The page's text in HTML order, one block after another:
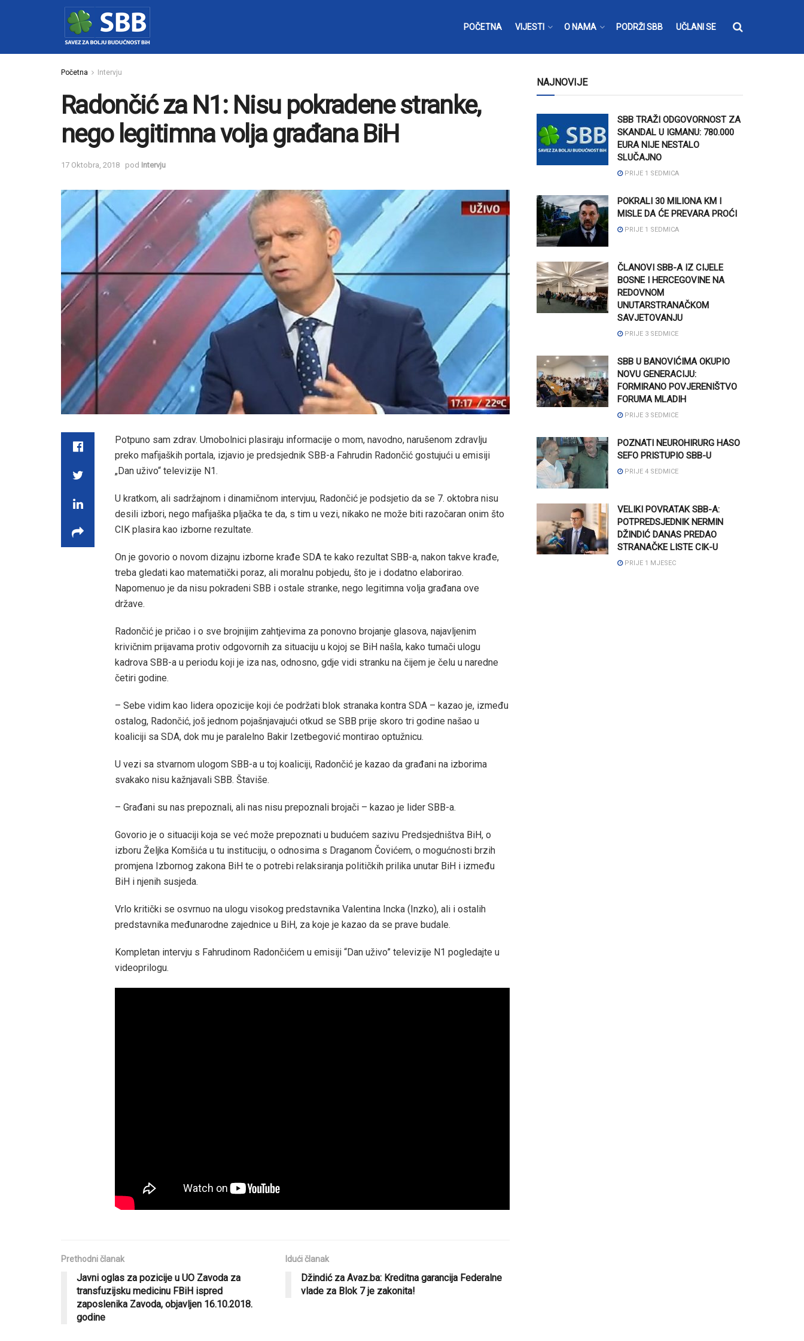
POČETNA VIJESTI O NAMA PODRŽI SBB UČLANI SE
Početna Intervju
Radončić za N1: Nisu pokradene stranke,
nego legitimna volja građana BiH
17 Oktobra, 2018 pod Intervju
Potpuno sam zdrav. Umobolnici plasiraju informacije o mom, navodno, narušenom zdravlju
preko mafijaških portala, izjavio je predsjednik SBB-a Fahrudin Radončić gostujući u emisiji
„Dan uživo“ televizije N1.
U kratkom, ali sadržajnom i dinamičnom intervjuu, Radončić je podsjetio da se 7. oktobra nisu
desili izbori, nego mafijaška pljačka te da, s tim u vezi, nikako ne može biti razočaran onim što
CIK plasira kao izborne rezultate.
On je govorio o novom dizajnu izborne krađe SDA te kako rezultat SBB-a, nakon takve krađe,
treba gledati kao matematički poraz, ali moralnu pobjedu, što je i dodatno elaborirao.
Napomenuo je da nisu pokradeni SBB i ostale stranke, nego legitimna volja građana ove
države.
Radončić je pričao i o sve brojnijim zahtjevima za ponovno brojanje glasova, najavljenim
krivičnim prijavama protiv odgovornih za situaciju u kojoj se BiH našla, kako tumači ulogu
kadrova SBB-a u periodu koji je iza nas, odnosno, gdje vidi stranku na čijem je čelu u naredne
četiri godine.
– Sebe vidim kao lidera opozicije koji će podržati blok stranaka kontra SDA – kazao je, između
ostalog, Radončić, još jednom pojašnjavajući otkud se SBB prije skoro tri godine našao u
koaliciji sa SDA, dok mu je paralelno Bakir Izetbegović montirao optužnicu.
U vezi sa stvarnom ulogom SBB-a u toj koaliciji, Radončić je kazao da građani na izborima
svakako nisu kažnjavali SBB. Štaviše.
– Građani su nas prepoznali, ali nas nisu prepoznali brojači – kazao je lider SBB-a.
Govorio je o situaciji koja se već može prepoznati u budućem sazivu Predsjedništva BiH, o
izboru Željka Komšića u tu instituciju, o odnosima s Draganom Čovićem, o mogućnosti brzih
promjena Izbornog zakona BiH te o potrebi relaksiranja političkih prilika unutar BiH i između
BiH i njenih susjeda.
Vrlo kritički se osvrnuo na ulogu visokog predstavnika Valentina Incka (Inzko), ali i ostalih
predstavnika međunarodne zajednice u BiH, za koje je kazao da se prave budale.
Kompletan intervju s Fahrudinom Radončićem u emisiji “Dan uživo” televizije N1 pogledajte u
videoprilogu.
Prethodni članak
Javni oglas za pozicije u UO Zavoda za
transfuzijsku medicinu FBiH ispred
zaposlenika Zavoda, objavljen 16.10.2018.
godine
Idući članak
Džindić za Avaz.ba: Kreditna garancija Federalne
vlade za Blok 7 je zakonita!
NAJNOVIJE
SBB TRAŽI ODGOVORNOST ZA
SKANDAL U IGMANU: 780.000
EURA NIJE NESTALO
SLUČAJNO
PRIJE 1 SEDMICA
POKRALI 30 MILIONA KM I
MISLE DA ĆE PREVARA PROĆI
PRIJE 1 SEDMICA
ČLANOVI SBB-A IZ CIJELE
BOSNE I HERCEGOVINE NA
REDOVNOM
UNUTARSTRANAČKOM
SAVJETOVANJU
PRIJE 3 SEDMICE
SBB U BANOVIĆIMA OKUPIO
NOVU GENERACIJU:
FORMIRANO POVJERENIŠTVO
FORUMA MLADIH
PRIJE 3 SEDMICE
POZNATI NEUROHIRURG HASO
SEFO PRISTUPIO SBB-U
PRIJE 4 SEDMICE
VELIKI POVRATAK SBB-A:
POTPREDSJEDNIK NERMIN
DŽINDIĆ DANAS PREDAO
STRANAČKE LISTE CIK-U
PRIJE 1 MJESEC